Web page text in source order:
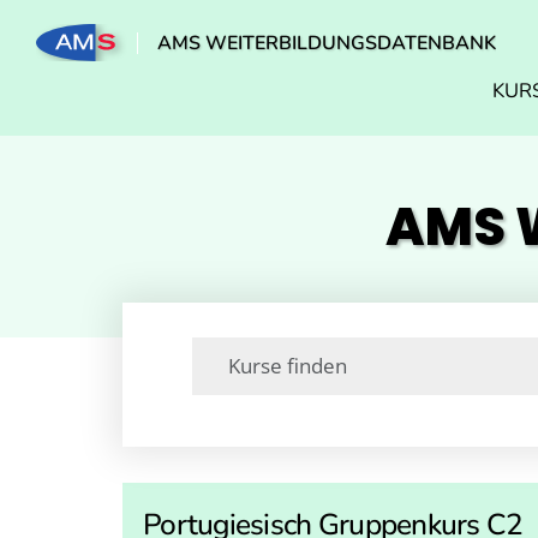
AMS WEITERBILDUNGSDATENBANK
AMS
Portugiesisch Gruppenkurs C2